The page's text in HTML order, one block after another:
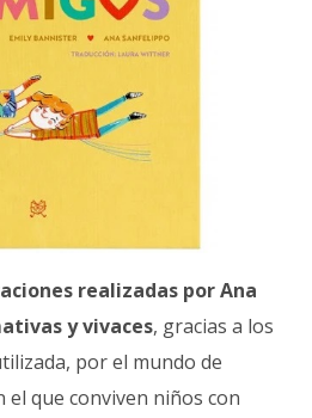
realizadas por Ana
y vivaces, gracias a los
por el mundo de
el que conviven niños con